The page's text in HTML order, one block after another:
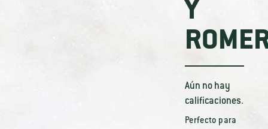
Y
Aún no hay
calificaciones.
Perfecto para